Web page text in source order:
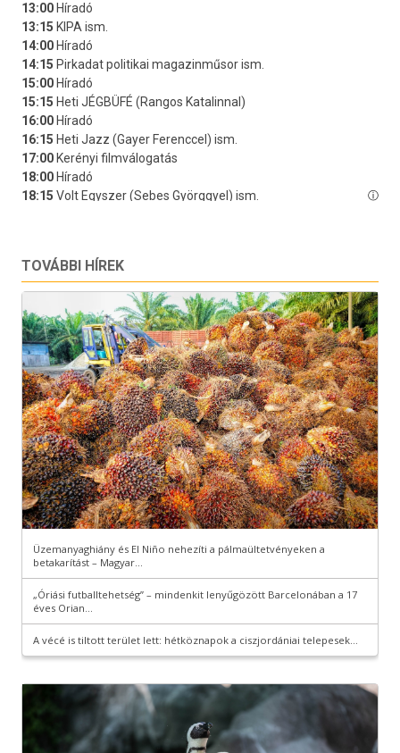
TOVÁBBI HÍREK